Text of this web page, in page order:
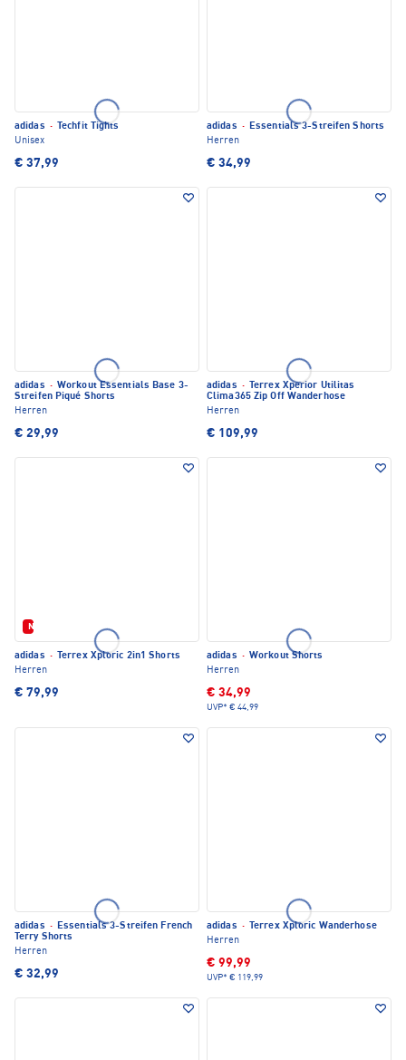
adidas ·
Techfit Tights
Unisex
€ 37,99
adidas · Essentials 3-Streifen Shorts
Herren
€ 34,99
adidas · Workout Essentials Base 3-
Streifen Piqué Shorts
Herren
€ 29,99
adidas ·
Terrex Xperior Utilitas
Clima365 Zip Off Wanderhose
Herren
€ 109,99
Neu
adidas ·
Terrex Xploric 2in1 Shorts
Herren
€ 79,99
adidas · Workout Shorts
Herren
€ 34,99
UVP* € 44,99
adidas · Essentials 3-Streifen French
Terry Shorts
Herren
€ 32,99
adidas ·
Terrex Xploric Wanderhose
Herren
€ 99,99
UVP* € 119,99